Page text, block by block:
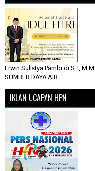
Erwin Sulistya Pambudi S.T,
SUMBER DAYA AIR
IKLAN UCAPAN HPN